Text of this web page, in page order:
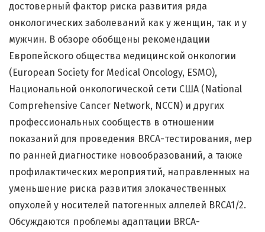
достоверный фактор риска развития ряда
онкологических заболеваний как у женщин, так и у
мужчин. В обзоре обобщены рекомендации
Европейского общества медицинской онкологии
(European Society for Medical Oncology, ESMO),
Национальной онкологической сети США (National
Comprehensive Cancer Network, NCCN) и других
профессиональных сообществ в отношении
показаний для проведения BRCA-тестирования, мер
по ранней диагностике новообразований, а также
профилактических мероприятий, направленных на
уменьшение риска развития злокачественных
опухолей у носителей патогенных аллелей BRCA1/2.
Обсуждаются проблемы адаптации BRCA-